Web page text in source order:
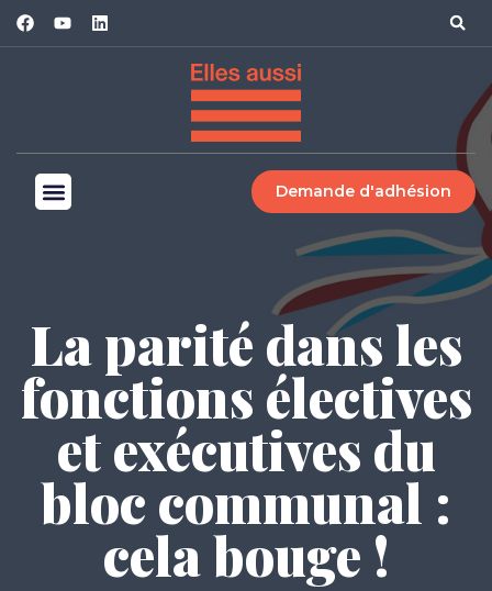
Demande d'adhésion
La parité dans les
fonctions électives
et exécutives du
bloc communal :
cela bouge !